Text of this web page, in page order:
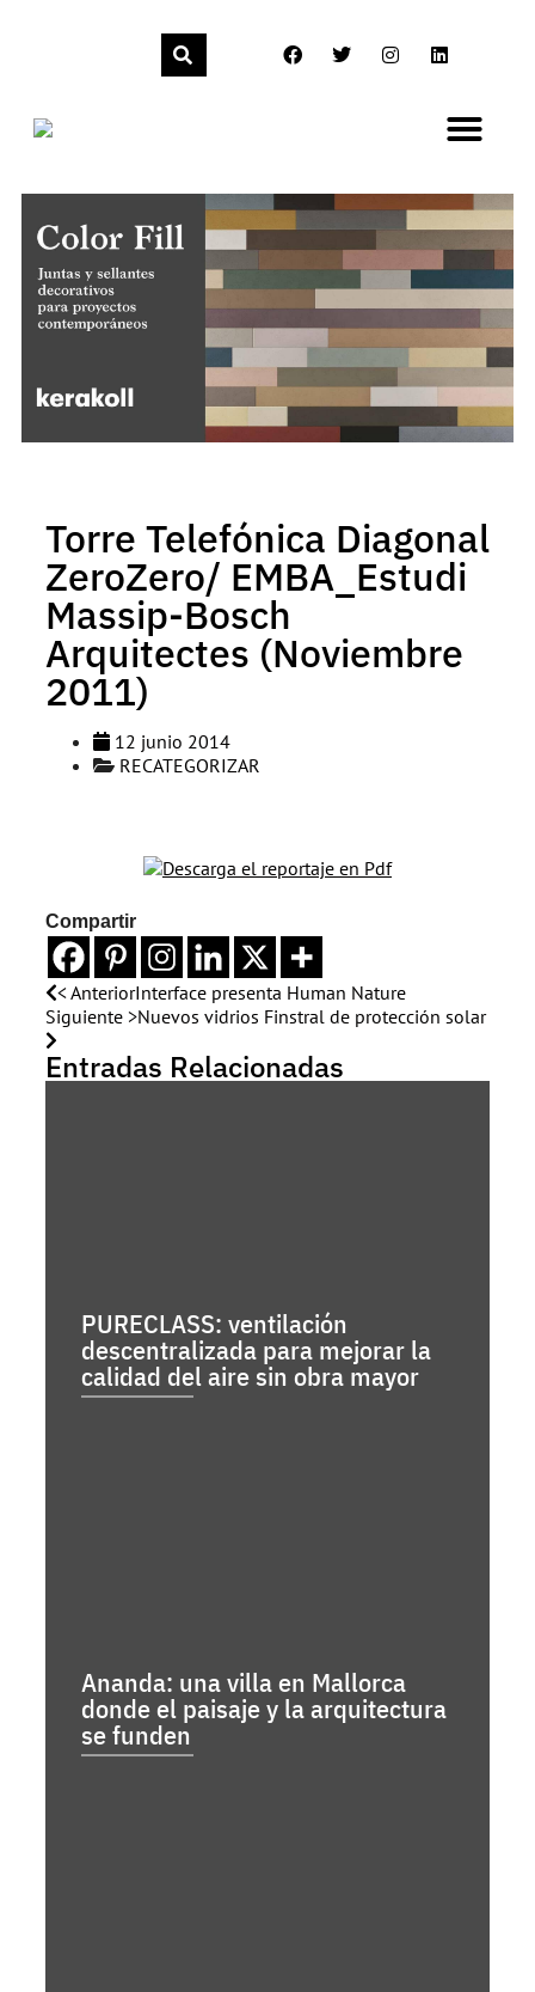
Torre Telefónica Diagonal
ZeroZero/ EMBA_Estudi
Massip-Bosch
Arquitectes (Noviembre
2011)
12 junio 2014
RECATEGORIZAR
Compartir
< AnteriorInterface presenta Human Nature
Siguiente >Nuevos vidrios Finstral de protección solar
Entradas Relacionadas
PURECLASS: ventilación
descentralizada para mejorar la
calidad del aire sin obra mayor
Ananda: una villa en Mallorca
donde el paisaje y la arquitectura
se funden